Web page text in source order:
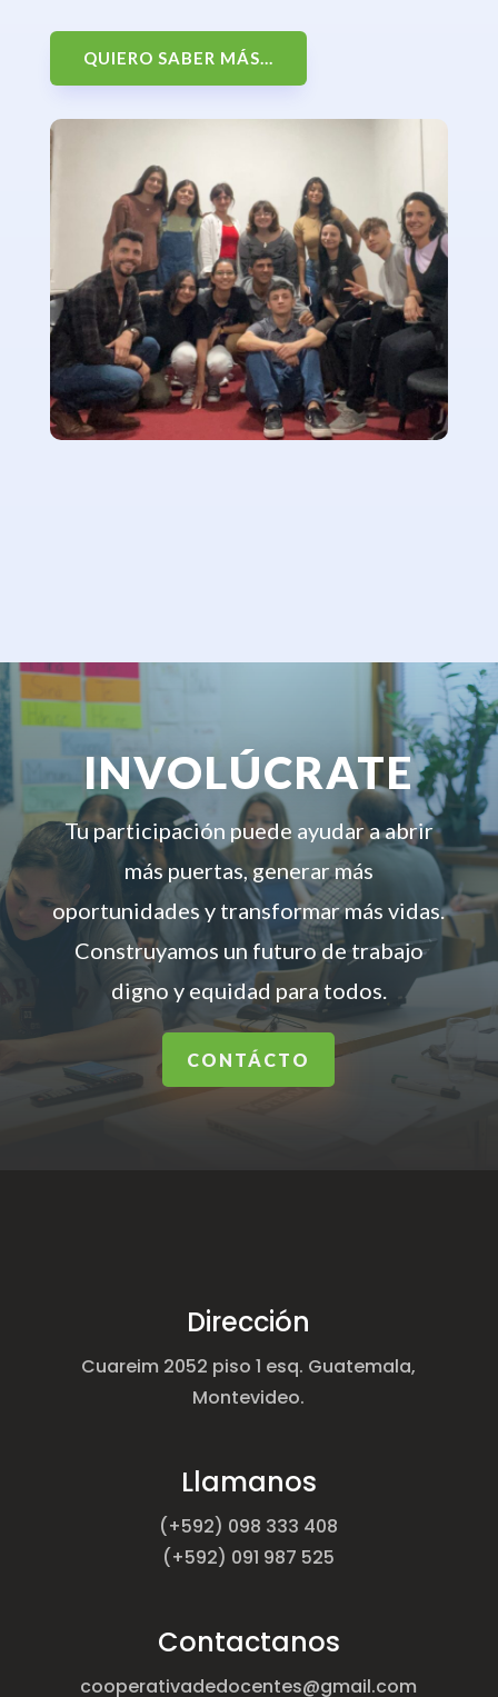
QUIERO SABER MÁS...
INVOLÚCRATE
Tu participación puede ayudar a abrir
más puertas, generar más
oportunidades y transformar más vidas.
Construyamos un futuro de trabajo
digno y equidad para todos.
CONTÁCTO
Dirección
Cuareim 2052 piso 1 esq. Guatemala,
Montevideo.
Llamanos
(+592) 098 333 408
(+592) 091 987 525
Contactanos
cooperativadedocentes@gmail.com